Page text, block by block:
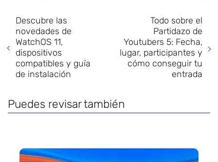
Descubre las
novedades de
WatchOS 11,
dispositivos
compatibles y guía
de instalación
Todo sobre el
Partidazo de
Youtubers 5: Fecha,
lugar, participantes y
cómo conseguir tu
entrada
Puedes revisar también